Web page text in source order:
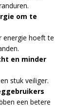
om te
energie hoeft te
en minder
stuk veiliger.
een betere